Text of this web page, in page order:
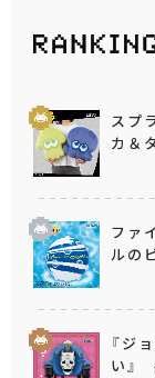
スプ
カ＆
ファ
ルの
『ジ
い』